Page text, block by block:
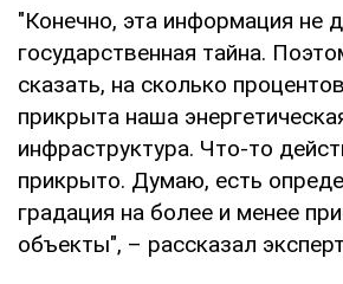
"Конечно, эта информация не
государственная тайна.
сказать, на сколько
прикрыта наша
инфраструктура. Что-то
прикрыто. Думаю, есть
градация на более и менее
объекты", – рассказал